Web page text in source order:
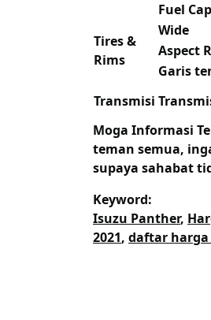
Fuel
Tires &
Rims
Wide
Aspect
Garis
Transmisi
Moga Informasi
teman semua,
supaya sahabat
Keyword:
Isuzu Panther,
2021, daftar harga